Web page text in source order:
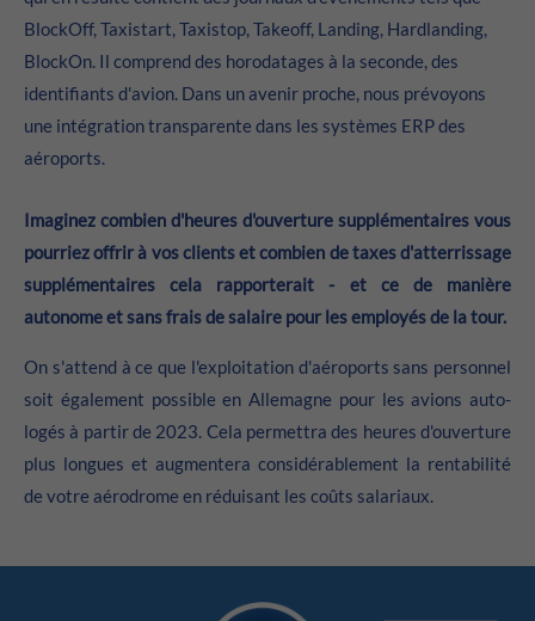
24h/ 365days
Mon - Fri 8:00am - 5:00pm
Get in touch
376-293 City Road, Suite 600
San Francisco, CA 94102
Have any questions?
+44 1234 567 890
Drop us a line
info@yourdomain.com
About us
Lorem ipsum dolor sit amet, consectetuer adipiscing elit.
BlockOff, Taxistart, Taxistop, Takeoff, Landing, Hardlanding,
BlockOn. Il comprend des horodatages à la seconde, des
identifiants d'avion. Dans un avenir proche, nous prévoyons
une intégration transparente dans les systèmes ERP des
aéroports.
Imaginez combien d'heures d'ouverture supplémentaires vous
pourriez offrir à vos clients et combien de taxes d'atterrissage
supplémentaires cela rapporterait - et ce de manière
autonome et sans frais de salaire pour les employés de la tour.
On s'attend à ce que l'exploitation d'aéroports sans personnel
soit également possible en Allemagne pour les avions auto-
logés à partir de 2023. Cela permettra des heures d'ouverture
plus longues et augmentera considérablement la rentabilité
de votre aérodrome en réduisant les coûts salariaux.